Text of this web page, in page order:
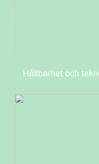
Hållbarhet och